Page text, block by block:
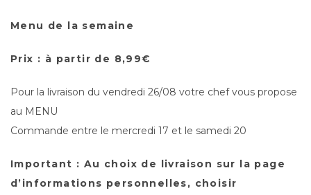
Menu de la semaine
Prix : à partir de 8,99€
Pour la livraison du vendredi 26/08 votre chef vous propose
au MENU
Commande entre le mercredi 17 et le samedi 20
Important : Au choix de livraison sur la page
d’informations personnelles, choisir